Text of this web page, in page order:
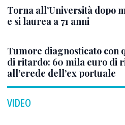
Torna all’Università dopo
e si laurea a 71 anni
Tumore diagnosticato con
di ritardo: 60 mila euro di
all’erede dell’ex portuale
VIDEO